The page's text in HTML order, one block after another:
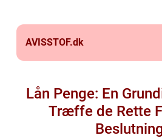
AVISSTOF.dk
Lån Penge: En
Træffe de Rette